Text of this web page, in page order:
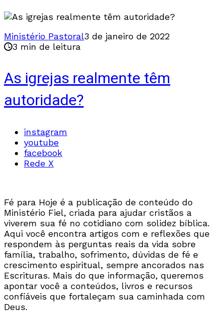
Ministério Pastoral3 de janeiro de 2022
3 min de leitura
As igrejas realmente têm
autoridade?
instagram
youtube
facebook
Rede X
Fé para Hoje é a publicação de conteúdo do
Ministério Fiel, criada para ajudar cristãos a
viverem sua fé no cotidiano com solidez bíblica.
Aqui você encontra artigos com e reflexões que
respondem às perguntas reais da vida sobre
família, trabalho, sofrimento, dúvidas de fé e
crescimento espiritual, sempre ancorados nas
Escrituras. Mais do que informação, queremos
apontar você a conteúdos, livros e recursos
confiáveis que fortaleçam sua caminhada com
Deus.